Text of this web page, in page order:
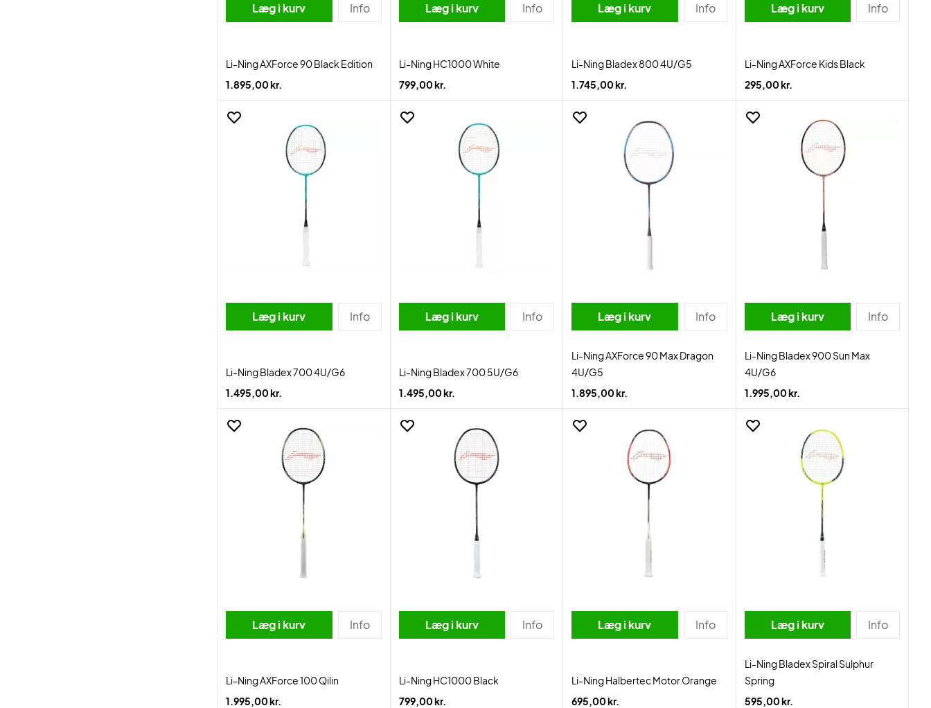
Læg i kurv Info
Li-Ning AXForce 90 Black Edition
1.895,00 kr.
Læg i kurv Info
Li-Ning HC1000 White
799,00 kr.
Læg i kurv Info
Li-Ning Bladex 800 4U/G5
1.745,00 kr.
Læg i kurv Info
Li-Ning AXForce Kids Black
295,00 kr.
Læg i kurv Info
Li-Ning Bladex 700 4U/G6
1.495,00 kr.
Læg i kurv Info
Li-Ning Bladex 700 5U/G6
1.495,00 kr.
Læg i kurv Info
Li-Ning AXForce 90 Max Dragon
4U/G5
1.895,00 kr.
Læg i kurv Info
Li-Ning Bladex 900 Sun Max
4U/G6
1.995,00 kr.
Læg i kurv Info
Li-Ning AXForce 100 Qilin
1.995,00 kr.
Læg i kurv Info
Li-Ning HC1000 Black
799,00 kr.
Læg i kurv Info
Li-Ning Halbertec Motor Orange
695,00 kr.
Læg i kurv Info
Li-Ning Bladex Spiral Sulphur
Spring
595,00 kr.